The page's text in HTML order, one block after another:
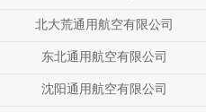
北大荒通用航空有限公司
东北通用航空有限公司
沈阳通用航空有限公司